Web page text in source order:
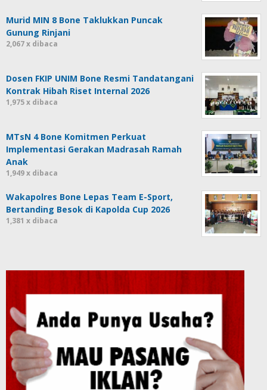
Murid MIN 8 Bone Taklukkan Puncak
Gunung Rinjani
2,067 x dibaca
Dosen FKIP UNIM Bone Resmi Tandatangani
Kontrak Hibah Riset Internal 2026
1,975 x dibaca
MTsN 4 Bone Komitmen Perkuat
Implementasi Gerakan Madrasah Ramah
Anak
1,949 x dibaca
Wakapolres Bone Lepas Team E-Sport,
Bertanding Besok di Kapolda Cup 2026
1,381 x dibaca